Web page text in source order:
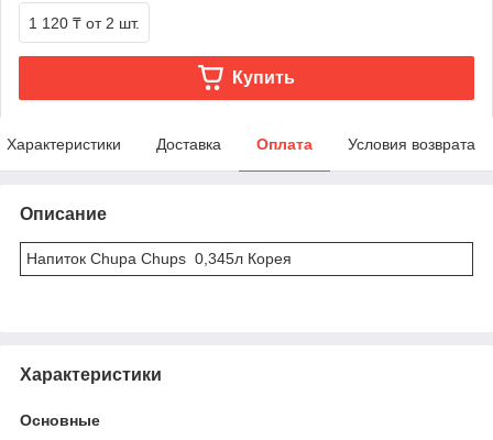
1 120 ₸ от 2 шт.
Купить
Характеристики Доставка Оплата Условия возврата
Описание
Напиток Chupa Chups 0,345л Корея
Характеристики
Основные